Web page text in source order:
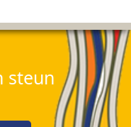
steun